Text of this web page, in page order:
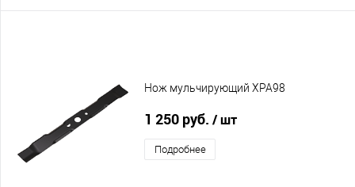
Нож мульчирующий XPA98
1 250 руб. / шт
Подробнее